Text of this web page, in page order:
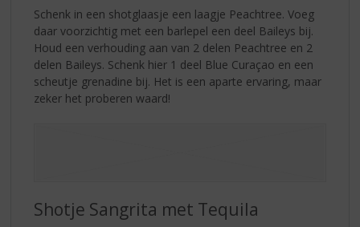
Schenk in een shotglaasje een laagje Peachtree. Voeg
daar voorzichtig met een barlepel een deel Baileys bij.
Houd een verhouding aan van 2 delen Peachtree en 2
delen Baileys. Schenk hier 1 deel Blue Curaçao en een
scheutje grenadine bij. Het is een aparte ervaring, maar
zeker het proberen waard!
Shotje Sangrita met Tequila